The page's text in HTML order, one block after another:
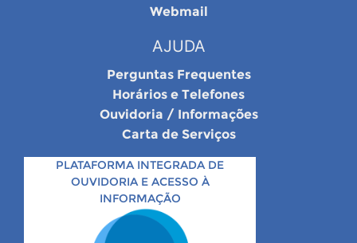
Webmail
AJUDA
Perguntas Frequentes
Horários e Telefones
Ouvidoria / Informações
Carta de Serviços
PLATAFORMA INTEGRADA DE
OUVIDORIA E ACESSO À
INFORMAÇÃO